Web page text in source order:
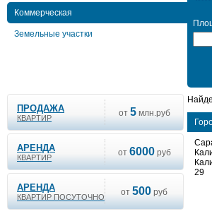
Коммерческая
Земельные участки
ПРОДАЖА
КВАРТИР от 5млн.руб
АРЕНДА
КВАРТИР от 6000руб
АРЕНДА
КВАРТИР ПОСУТОЧНО от 500 руб
29